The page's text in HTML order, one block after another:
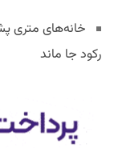
خانه‌های متری
رکود جا ماند